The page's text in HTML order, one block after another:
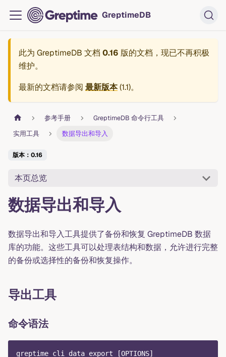
GreptimeDB
此为 GreptimeDB 文档 0.16 版的文档，现已不再积极
维护。
最新的文档请参阅 最新版本(1.1)。
参考手册
GreptimeDB 命令行工具
实用工具
数据导出和导入
版本：0.16
本页总览
数据导出和导入
数据导出和导入工具提供了备份和恢复 GreptimeDB 数据
库的功能。这些工具可以处理表结构和数据，允许进行完整
的备份或选择性的备份和恢复操作。
导出工具
命令语法
greptime cli data export [OPTIONS]